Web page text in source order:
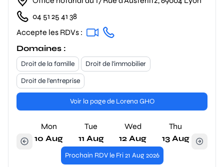
04 51 25 41 38
Accepte les RDVs :
Domaines :
Droit de la famille
Droit de l'immobilier
Droit de l'entreprise
Voir la page de Lorena GHO
Mon
10 Aug
Tue
11 Aug
Wed
12 Aug
Thu
13 Aug
Prochain RDV le Fri 21 Aug 2026